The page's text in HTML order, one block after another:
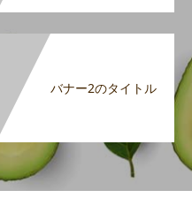
バナー2のタイトル